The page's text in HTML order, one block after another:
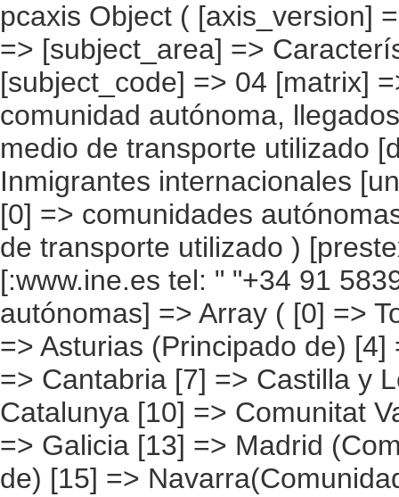
pcaxis Object ( [axis_version] => [creation_date] => 20080709 [note] => [subject_area] => Características de los inmigrantes [subject_code] => 04 [matrix] => 04021 [title] => Inmigrantes por comunidad autónoma, llegados a España después de 1990, según medio de transporte utilizado [description] => [contents] => Inmigrantes internacionales [units] => inmigrantes [stub] => Array ( [0] => comunidades autónomas ) [heading] => Array ( [0] => medio de transporte utilizado ) [prestext] => [values] => Array ( [:www.ine.es tel: " "+34 91 5839100 "; VALUES("comunidades autónomas] => Array ( [0] => Total [1] => Andalucía [2] => Aragón [3] => Asturias (Principado de) [4] => Balears (IIles) [5] => Canarias [6] => Cantabria [7] => Castilla y León [8] => Castilla-La Mancha [9] => Catalunya [10] => Comunitat Valenciana [11] => Extremadura [12] => Galicia [13] => Madrid (Comunidad de) [14] => Murcia(Región de) [15] => Navarra(Comunidad Foral de) [16] => País Vasco [17] => Rioja (La) [18] => Ceuta [19] => Melilla ) [medio de transporte utilizado] => Array ( [0] => Total [1] => Automóvil [2] => Autocar de línea regular [3] => Autocar particular [4] => Avión [5] => Barco [6] => Tren [7] => Patera, cayuco y similares [8] => A pie [9] => Otros ) ) [codes] => Array ( [comunidades autónomas] => "CA00","CA01","CA02","CA03","CA04","CA05", "CA06","CA07","CA08","CA09","CA10","CA11","CA12","CA13","CA14","CA15", "CA16","CA17","CA18","CA19" ) [map] => Array ( [comunidades autónomas] => "spain_regions_img_ind" ) [decimals] => 0 [showdecimals] => 0 [source] => Instituto Nacional de Estadística [contact] => INE Difusión. Internet: www.ine.es/infoine